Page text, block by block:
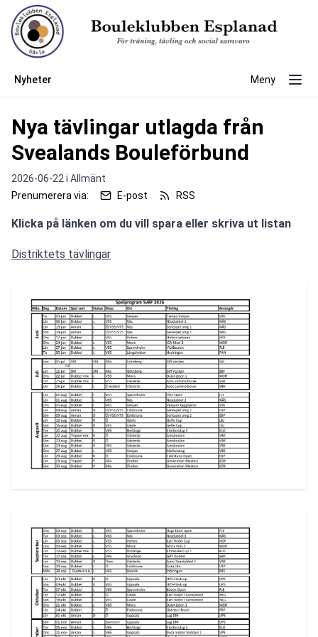
Nyheter Meny
Nya tävlingar utlagda från
Svealands Bouleförbund
2026-06-22 i Allmänt
Prenumerera via:
E-post RSS
Klicka på länken om du vill spara eller skriva ut listan
Distriktets tävlingar